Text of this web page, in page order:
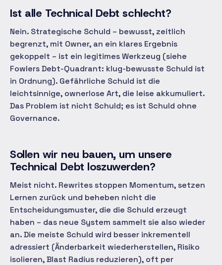
Ist alle Technical Debt schlecht?
Nein. Strategische Schuld – bewusst, zeitlich
begrenzt, mit Owner, an ein klares Ergebnis
gekoppelt – ist ein legitimes Werkzeug (siehe
Fowlers Debt-Quadrant: klug-bewusste Schuld ist
in Ordnung). Gefährliche Schuld ist die
leichtsinnige, ownerlose Art, die leise akkumuliert.
Das Problem ist nicht Schuld; es ist Schuld ohne
Governance.
Sollen wir neu bauen, um unsere
Technical Debt loszuwerden?
Meist nicht. Rewrites stoppen Momentum, setzen
Lernen zurück und beheben nicht die
Entscheidungsmuster, die die Schuld erzeugt
haben – das neue System sammelt sie also wieder
an. Die meiste Schuld wird besser inkrementell
adressiert (Änderbarkeit wiederherstellen, Risiko
isolieren, Blast Radius reduzieren), oft per